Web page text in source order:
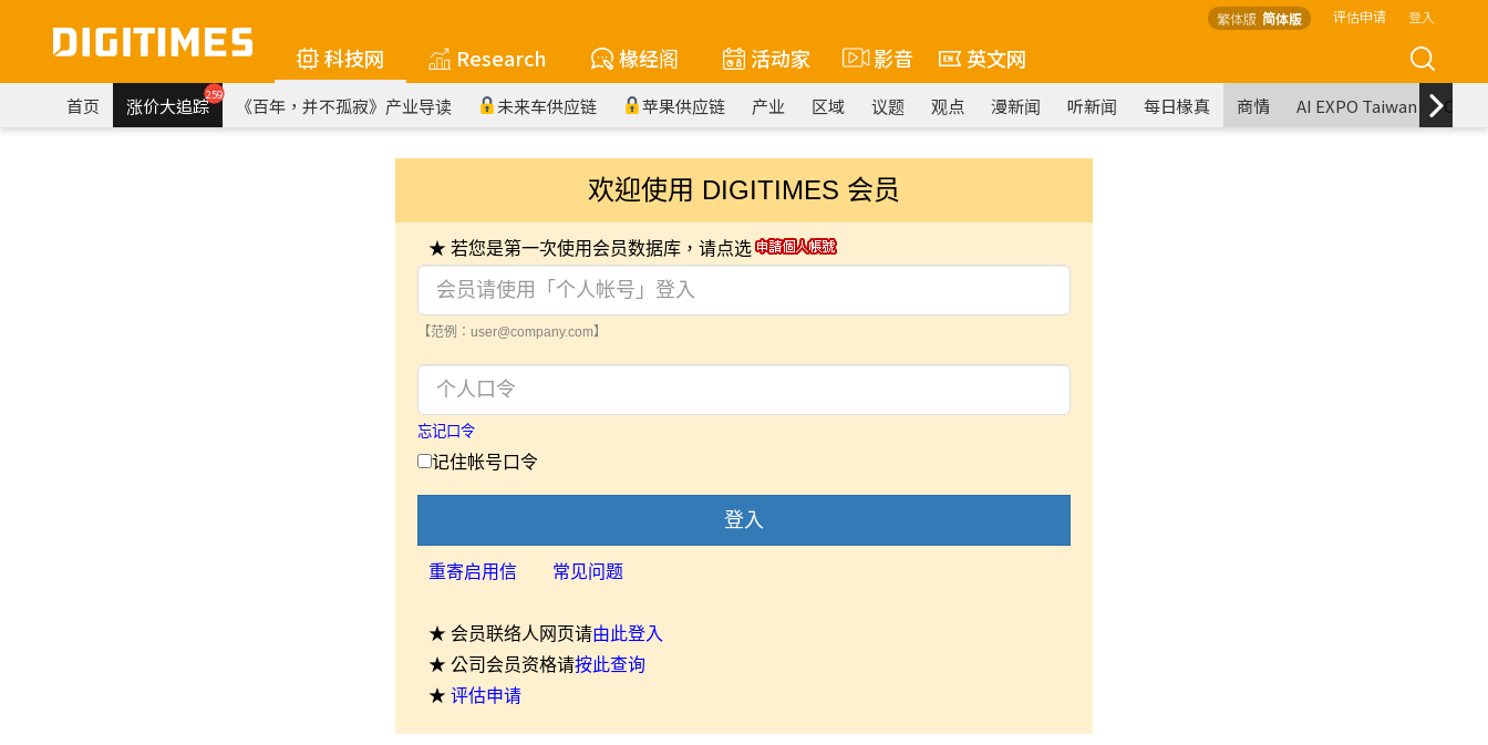
繁体版 简体版 评估申请 登入
科技网 Research 椽经阁 活动家 影音 英文网
首页 涨价大追踪259 《百年，并不孤寂》产业导读 未来车供应链 苹果供应链 产业 区域 议题 观点 漫新闻 听新闻 每日椽真 商情 AI EXPO Taiwan
欢迎使用 DIGITIMES 会员
★ 若您是第一次使用会员数据库，请点选
【范例：user@company.com】
忘记口令
记住帐号口令
登入
重寄启用信 常见问题
★ 会员联络人网页请由此登入
★ 公司会员资格请按此查询
★ 评估申请